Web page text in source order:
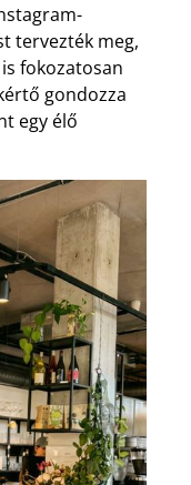
tervezték meg,
fokozatosan
gondozza
egy élő